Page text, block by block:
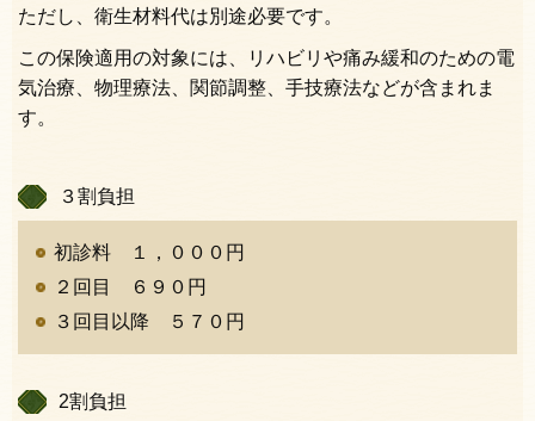
ただし、衛生材料代は別途必要です。
この保険適用の対象には、リハビリや痛み緩和のための電
気治療、物理療法、関節調整、手技療法などが含まれま
す。
３割負担
初診料 １，０００円
２回目 ６９０円
３回目以降 ５７０円
2割負担